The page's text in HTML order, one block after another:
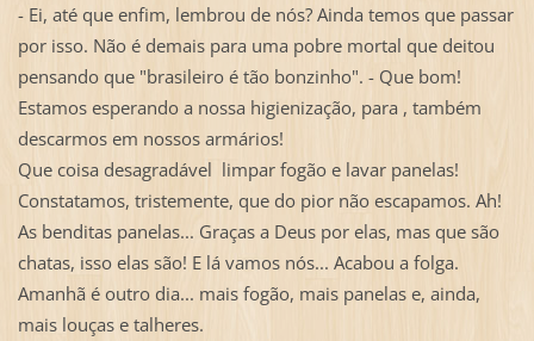
- Ei, até que enfim, lembrou de nós? Ainda temos que passar
por isso. Não é demais para uma pobre mortal que deitou
pensando que "brasileiro é tão bonzinho". - Que bom!
Estamos esperando a nossa higienização, para , também
descarmos em nossos armários!
Que coisa desagradável limpar fogão e lavar panelas!
Constatamos, tristemente, que do pior não escapamos. Ah!
As benditas panelas... Graças a Deus por elas, mas que são
chatas, isso elas são! E lá vamos nós... Acabou a folga.
Amanhã é outro dia... mais fogão, mais panelas e, ainda,
mais louças e talheres.